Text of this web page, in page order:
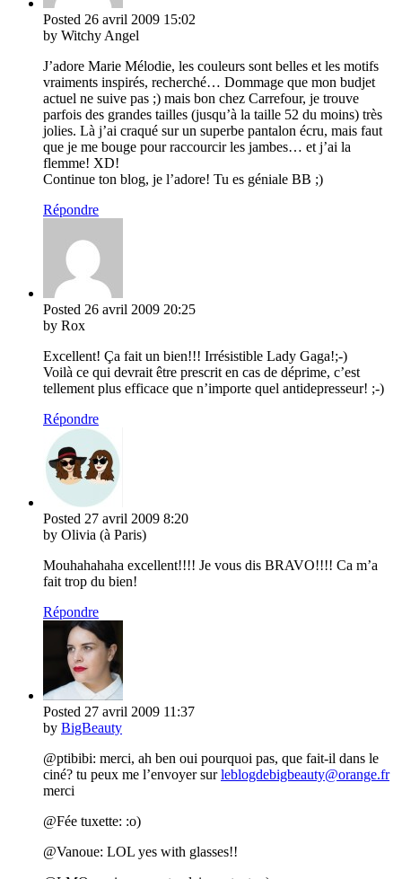
Posted 26 avril 2009 15:02
by Witchy Angel
J’adore Marie Mélodie, les couleurs sont belles et les motifs
vraiments inspirés, recherché… Dommage que mon budjet
actuel ne suive pas ;) mais bon chez Carrefour, je trouve
parfois des grandes tailles (jusqu’à la taille 52 du moins) très
jolies. Là j’ai craqué sur un superbe pantalon écru, mais faut
que je me bouge pour raccourcir les jambes… et j’ai la
flemme! XD!
Continue ton blog, je l’adore! Tu es géniale BB ;)
Répondre
Posted 26 avril 2009 20:25
by Rox
Excellent! Ça fait un bien!!! Irrésistible Lady Gaga!;-)
Voilà ce qui devrait être prescrit en cas de déprime, c’est
tellement plus efficace que n’importe quel antidepresseur! ;-)
Répondre
Posted 27 avril 2009 8:20
by Olivia (à Paris)
Mouhahahaha excellent!!!! Je vous dis BRAVO!!!! Ca m’a
fait trop du bien!
Répondre
Posted 27 avril 2009 11:37
by BigBeauty
@ptibibi: merci, ah ben oui pourquoi pas, que fait-il dans le
ciné? tu peux me l’envoyer surleblogdebigbeauty@orange.fr
merci
@Fée tuxette: :o)
@Vanoue: LOL yes with glasses!!